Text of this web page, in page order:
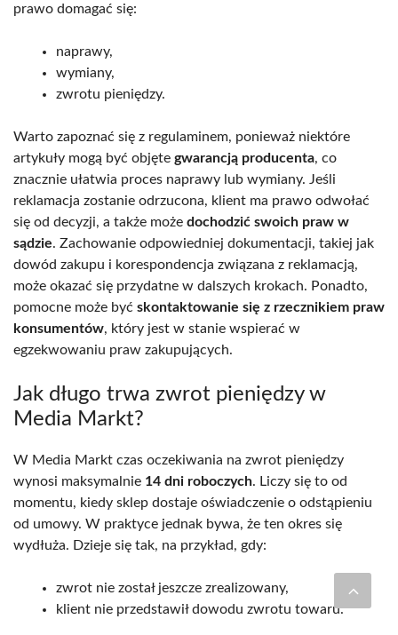
prawo domagać się:
naprawy,
wymiany,
zwrotu pieniędzy.
Warto zapoznać się z regulaminem, ponieważ niektóre
artykuły mogą być objęte gwarancją producenta, co
znacznie ułatwia proces naprawy lub wymiany. Jeśli
reklamacja zostanie odrzucona, klient ma prawo odwołać
się od decyzji, a także może dochodzić swoich praw w
sądzie. Zachowanie odpowiedniej dokumentacji, takiej jak
dowód zakupu i korespondencja związana z reklamacją,
może okazać się przydatne w dalszych krokach. Ponadto,
pomocne może być skontaktowanie się z rzecznikiem praw
konsumentów, który jest w stanie wspierać w
egzekwowaniu praw zakupujących.
Jak długo trwa zwrot pieniędzy w
Media Markt?
W Media Markt czas oczekiwania na zwrot pieniędzy
wynosi maksymalnie 14 dni roboczych. Liczy się to od
momentu, kiedy sklep dostaje oświadczenie o odstąpieniu
od umowy. W praktyce jednak bywa, że ten okres się
wydłuża. Dzieje się tak, na przykład, gdy:
zwrot nie został jeszcze zrealizowany,
klient nie przedstawił dowodu zwrotu towaru.